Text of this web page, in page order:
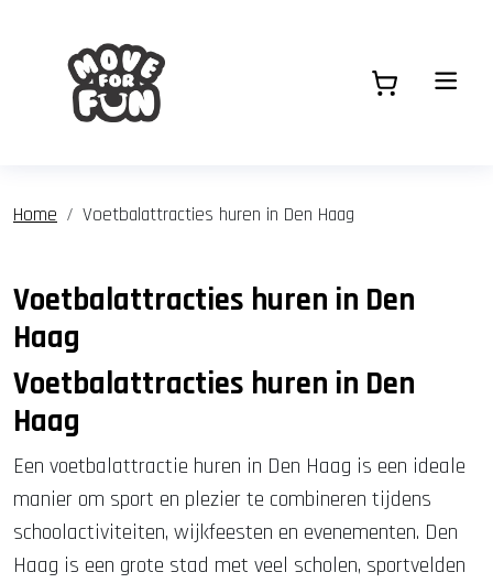
Home Voetbalattracties huren in Den Haag
Voetbalattracties huren in Den
Haag
Voetbalattracties huren in Den
Haag
Een voetbalattractie huren in Den Haag is een ideale
manier om sport en plezier te combineren tijdens
schoolactiviteiten, wijkfeesten en evenementen. Den
Haag is een grote stad met veel scholen, sportvelden